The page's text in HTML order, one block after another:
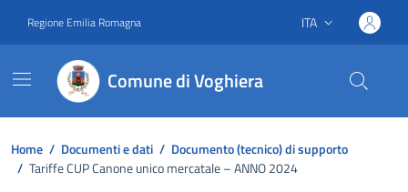
Regione Emilia Romagna Lingua attiva:
ITA
Comune di Voghiera
Home / Documenti e dati / Documento (tecnico) di supporto
/ Tariffe CUP Canone unico mercatale – ANNO 2024